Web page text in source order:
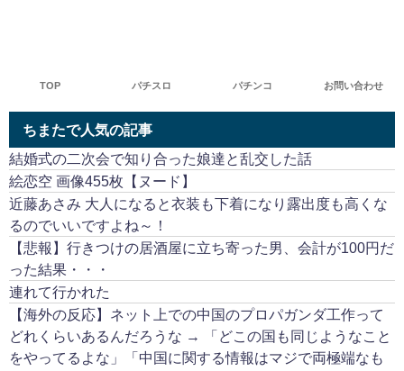
TOP パチスロ パチンコ お問い合わせ
ちまたで人気の記事
結婚式の二次会で知り合った娘達と乱交した話
絵恋空 画像455枚【ヌード】
近藤あさみ 大人になると衣装も下着になり露出度も高くな
るのでいいですよね～！
【悲報】行きつけの居酒屋に立ち寄った男、会計が100円だ
った結果・・・
連れて行かれた
【海外の反応】ネット上での中国のプロパガンダ工作って
どれくらいあるんだろうな → 「どこの国も同じようなこと
をやってるよな」「中国に関する情報はマジで両極端なも